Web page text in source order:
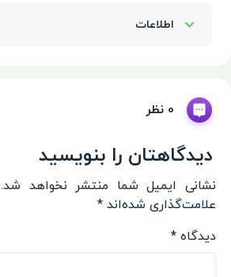
اطلاعات
0 نظر
دیدگاهتان را بنویسید
نشانی ایمیل شما منتشر نخواهد شد.
علامت‌گذاری شده‌اند *
دیدگاه *